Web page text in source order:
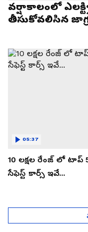
వర్షాకాలంలో
తీసుకోవలిసిన
10 లక్షల రేంజ్ లో టాప్
సేఫెస్ట్ కార్స్ ఇవే...
05:37